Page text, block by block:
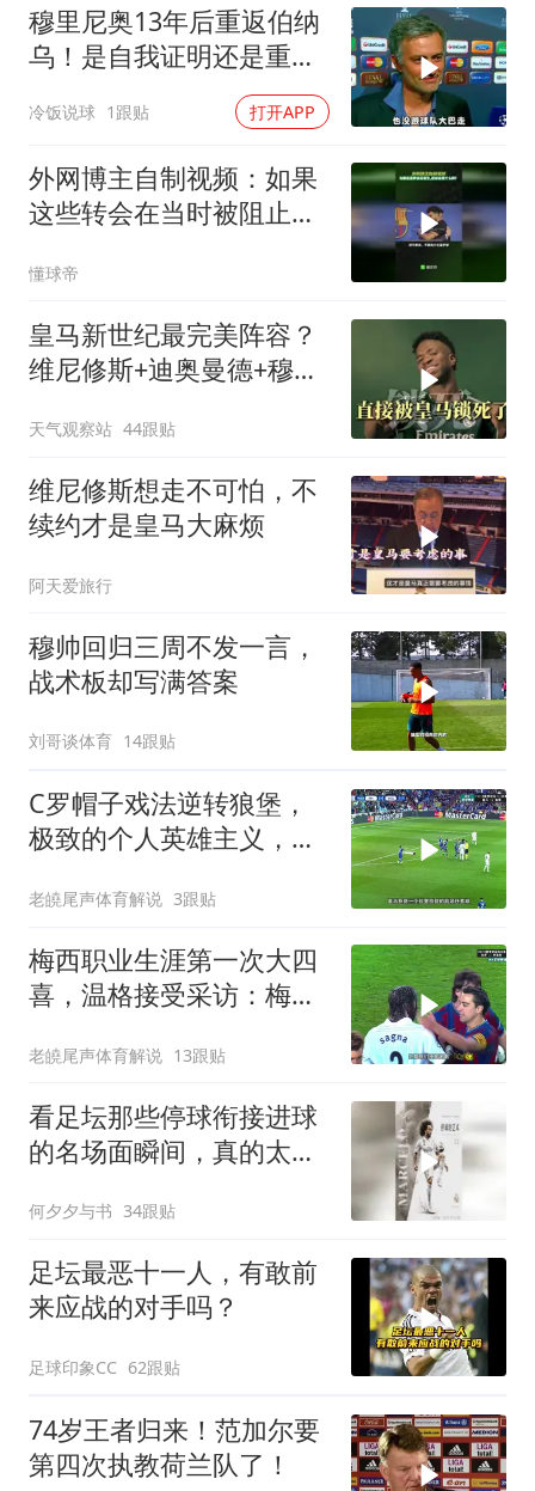
穆里尼奥13年后重返伯纳
乌！是自我证明还是重蹈
冷饭说球 1跟贴 打开APP
外网博主自制视频：如果
这些转会在当时被阻止，
懂球帝
皇马新世纪最完美阵容？
维尼修斯+迪奥曼德+穆里
天气观察站 44跟贴
维尼修斯想走不可怕，不
续约才是皇马大麻烦
阿天爱旅行
穆帅回归三周不发一言，
战术板却写满答案
刘哥谈体育 14跟贴
C罗帽子戏法逆转狼堡，
极致的个人英雄主义，打
老皢尾声体育解说 3跟贴
梅西职业生涯第一次大四
喜，温格接受采访：梅西
员
老皢尾声体育解说 13跟贴
看足坛那些停球衔接进球
的名场面瞬间，真的太有
何夕夕与书 34跟贴
足坛最恶十一人，有敢前
来应战的对手吗？
足球印象CC 62跟贴
74岁王者归来！范加尔要
第四次执教荷兰队了！